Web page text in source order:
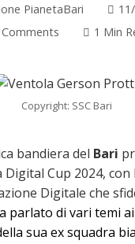
PianetaBari
1 Min
Copyright: SSC Bari
bandiera del Bari
Cup 2024, con
Digitale che
parlato di vari temi
sua ex squadra